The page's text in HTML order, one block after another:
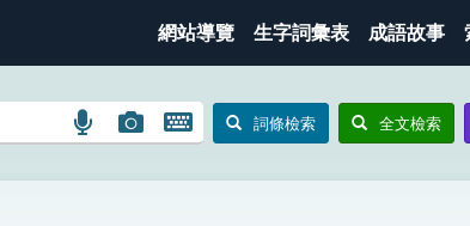
網站導覽 生字詞彙表 成語故事
語
搜
圖
搜
開
鍵
詞條檢索 全文檢索